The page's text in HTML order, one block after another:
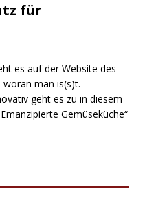
für
es auf der Website des
woran man is(s)t.
geht es zu in diesem
Gemüseküche“